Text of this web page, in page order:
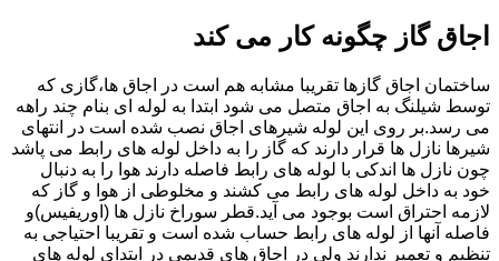
اجاق گاز چگونه کار می کند
ساختمان اجاق گازها تقریبا مشابه هم است در اجاق ها،گازی که
توسط شیلنگ به اجاق متصل می شود ابتدا به لوله ای بنام چند راهه
می رسد.بر روی این لوله شیرهای اجاق نصب شده است در انتهای
شیرها نازل ها قرار دارند که گاز را به داخل لوله های رابط می پاشد
چون نازل ها اندکی با لوله های رابط فاصله دارند هوا را به دنبال
خود به داخل لوله های رابط می کشند و مخلوطی از هوا و گاز که
لازمه احتراق است بوجود می آید.قطر سوراخ نازل ها (اوریفیس)و
فاصله آنها از لوله های رابط حساب شده است و تقریبا احتیاجی به
تنظیم و تعمیر ندارند ولی در اجاق های قدیمی در ابتدای لوله های